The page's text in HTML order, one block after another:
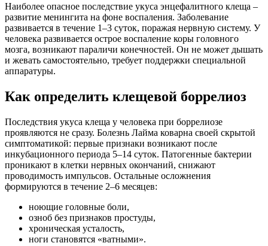
Наиболее опасное последствие укуса энцефалитного клеща –
развитие менингита на фоне воспаления. Заболевание
развивается в течение 1–3 суток, поражая нервную систему. У
человека развивается острое воспаление коры головного
мозга, возникают параличи конечностей. Он не может дышать
и жевать самостоятельно, требует поддержки специальной
аппаратуры.
Как определить клещевой боррелиоз
Последствия укуса клеща у человека при боррелиозе
проявляются не сразу. Болезнь Лайма коварна своей скрытой
симптоматикой: первые признаки возникают после
инкубационного периода 5–14 суток. Патогенные бактерии
проникают в клетки нервных окончаний, снижают
проводимость импульсов. Остальные осложнения
формируются в течение 2–6 месяцев:
ноющие головные боли,
озноб без признаков простуды,
хроническая усталость,
ноги становятся «ватными».